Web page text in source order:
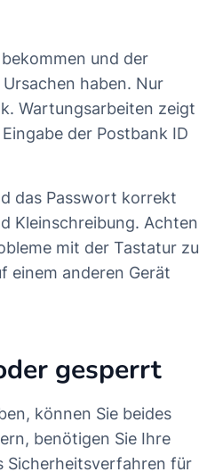
und der
haben. Nur
Wartungsarbeiten zeigt
der Postbank ID
das Passwort korrekt
Kleinschreibung. Achten
mit der Tastatur zu
einem anderen Gerät
gesperrt
können Sie beides
benötigen Sie Ihre
Sicherheitsverfahren für